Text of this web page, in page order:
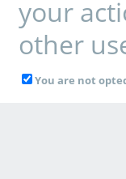
your
other
You are not